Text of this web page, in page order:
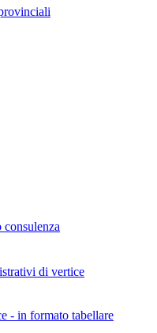
di vertice
- in formato tabellare